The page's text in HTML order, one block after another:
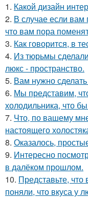
1. Какой дизайн
2. В случае если вам
что вам пора
3. Как говорится, в
4. Из тюрьмы
люкс - пространство.
5. Вам нужно
6. Мы представим,
холодильника, что
7. Что, по вашему
настоящего
8. Оказалось,
9. Интересно
в далёком прошлом.
10. Представьте, что
поняли, что вкуса у